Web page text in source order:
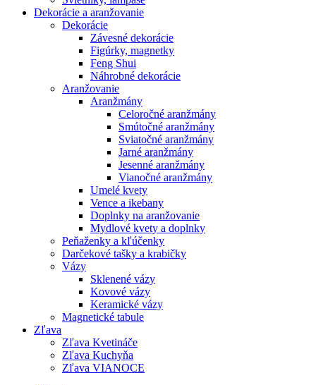
Dekorácie a aranžovanie
Dekorácie
Závesné dekorácie
Figúrky, magnetky
Feng Shui
Náhrobné dekorácie
Aranžovanie
Aranžmány
Celoročné aranžmány
Smútočné aranžmány
Sviatočné aranžmány
Jarné aranžmány
Jesenné aranžmány
Vianočné aranžmány
Umelé kvety
Vence a ikebany
Doplnky na aranžovanie
Mydlové kvety a doplnky
Peňaženky a kľúčenky
Darčekové tašky a krabičky
Vázy
Sklenené vázy
Kovové vázy
Keramické vázy
Magnetické tabule
Zľava
Zľava Kvetináče
Zľava Kuchyňa
Zľava VIANOCE